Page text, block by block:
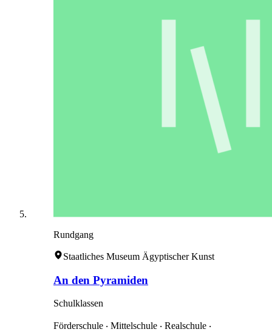
Rundgang
Staatliches Museum Ägyptischer Kunst
An den Pyramiden
Schulklassen
Förderschule ‧ Mittelschule ‧ Realschule ‧